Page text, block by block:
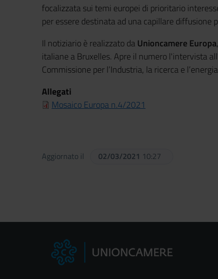
focalizzata sui temi europei di prioritario
per essere destinata ad una capillare diffusione
Il notiziario è realizzato daUnioncamere Europa
italiane a Bruxelles. Apre il numero l'intervista
Commissione per l’Industria, la ricerca e
Allegati
Mosaico Europa n.4/2021
Aggiornato il 02/03/2021 10:27